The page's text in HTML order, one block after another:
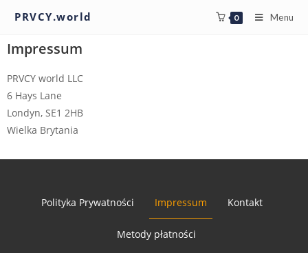
PRVCY.world 0 Menu
Impressum
PRVCY world LLC
6 Hays Lane
Londyn, SE1 2HB
Wielka Brytania
Polityka Prywatności Impressum Kontakt
Metody płatności